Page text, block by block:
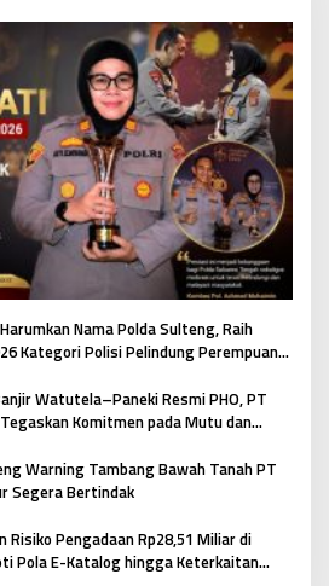
Nama Polda Sulteng, Raih
Kategori Polisi Pelindung Perempuan
Watutela–Paneki Resmi PHO, PT
Komitmen pada Mutu dan
Warning Tambang Bawah Tanah PT
Segera Bertindak
Risiko Pengadaan Rp28,51 Miliar di
Pola E-Katalog hingga Keterkaitan